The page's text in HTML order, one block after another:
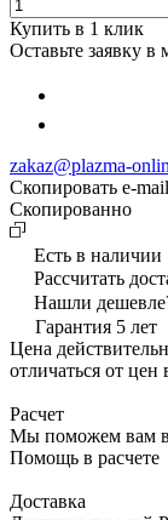
Купить в 1 клик
Оставьте заявку в
zakaz@plazma-
Скопировать e-mail
Cкопированно
Есть в наличии
Рассчитать
Нашли
Гарантия 5 лет
Цена
отличаться от
Расчет
Мы поможем вам в
Помощь в расчете
Доставка